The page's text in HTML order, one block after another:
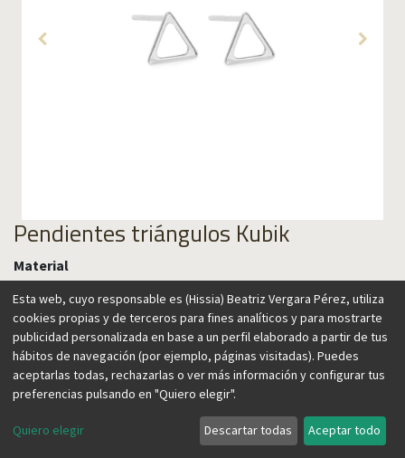
Pendientes triángulos Kubik
Material
35,00€
Agregar al carrito
Esta web, cuyo responsable es (Hissia) Beatriz Vergara Pérez, utiliza
cookies propias y de terceros para fines analíticos y para mostrarte
publicidad personalizada en base a un perfil elaborado a partir de tus
hábitos de navegación (por ejemplo, páginas visitadas). Puedes
aceptarlas todas, rechazarlas o ver más información y configurar tus
preferencias pulsando en "Quiero elegir".
Quiero elegir Descartar todas Aceptar todo